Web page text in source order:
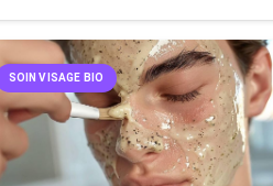
SOIN VISAGE BIO